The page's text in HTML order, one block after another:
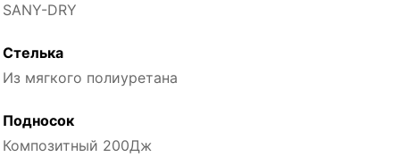
SANY-DRY
Стелька
Из мягкого полиуретана
Подносок
Композитный 200Дж